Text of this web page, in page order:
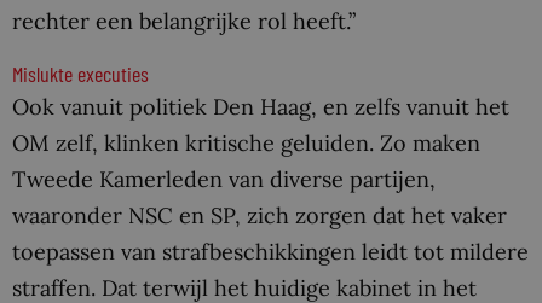
rechter een belangrijke rol heeft.”
Mislukte executies
Ook vanuit politiek Den Haag, en zelfs vanuit het
OM zelf, klinken kritische geluiden. Zo maken
Tweede Kamerleden van diverse partijen,
waaronder NSC en SP, zich zorgen dat het vaker
toepassen van strafbeschikkingen leidt tot mildere
straffen. Dat terwijl het huidige kabinet in het